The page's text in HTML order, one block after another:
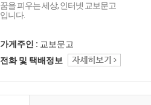
꿈을 피우는 세상, 인터넷 교보문고
입니다.
가게주인 : 교보문고
전화 및 택배정보